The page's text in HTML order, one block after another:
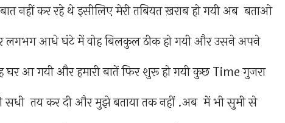
नहीं कर रहे थे इसीलिए मेरी तबियत ख़राब हो गयी अब बताओ
लगभग आधे घंटे में वोह बिलकुल ठीक हो गयी और उसने अपने
घर आ गयी और हमारी बातें फिर शुरू हो गयी कुछ Time गुजरा
सधी तय कर दी और मुझे बताया तक नहीं .अब में भी सुमी से